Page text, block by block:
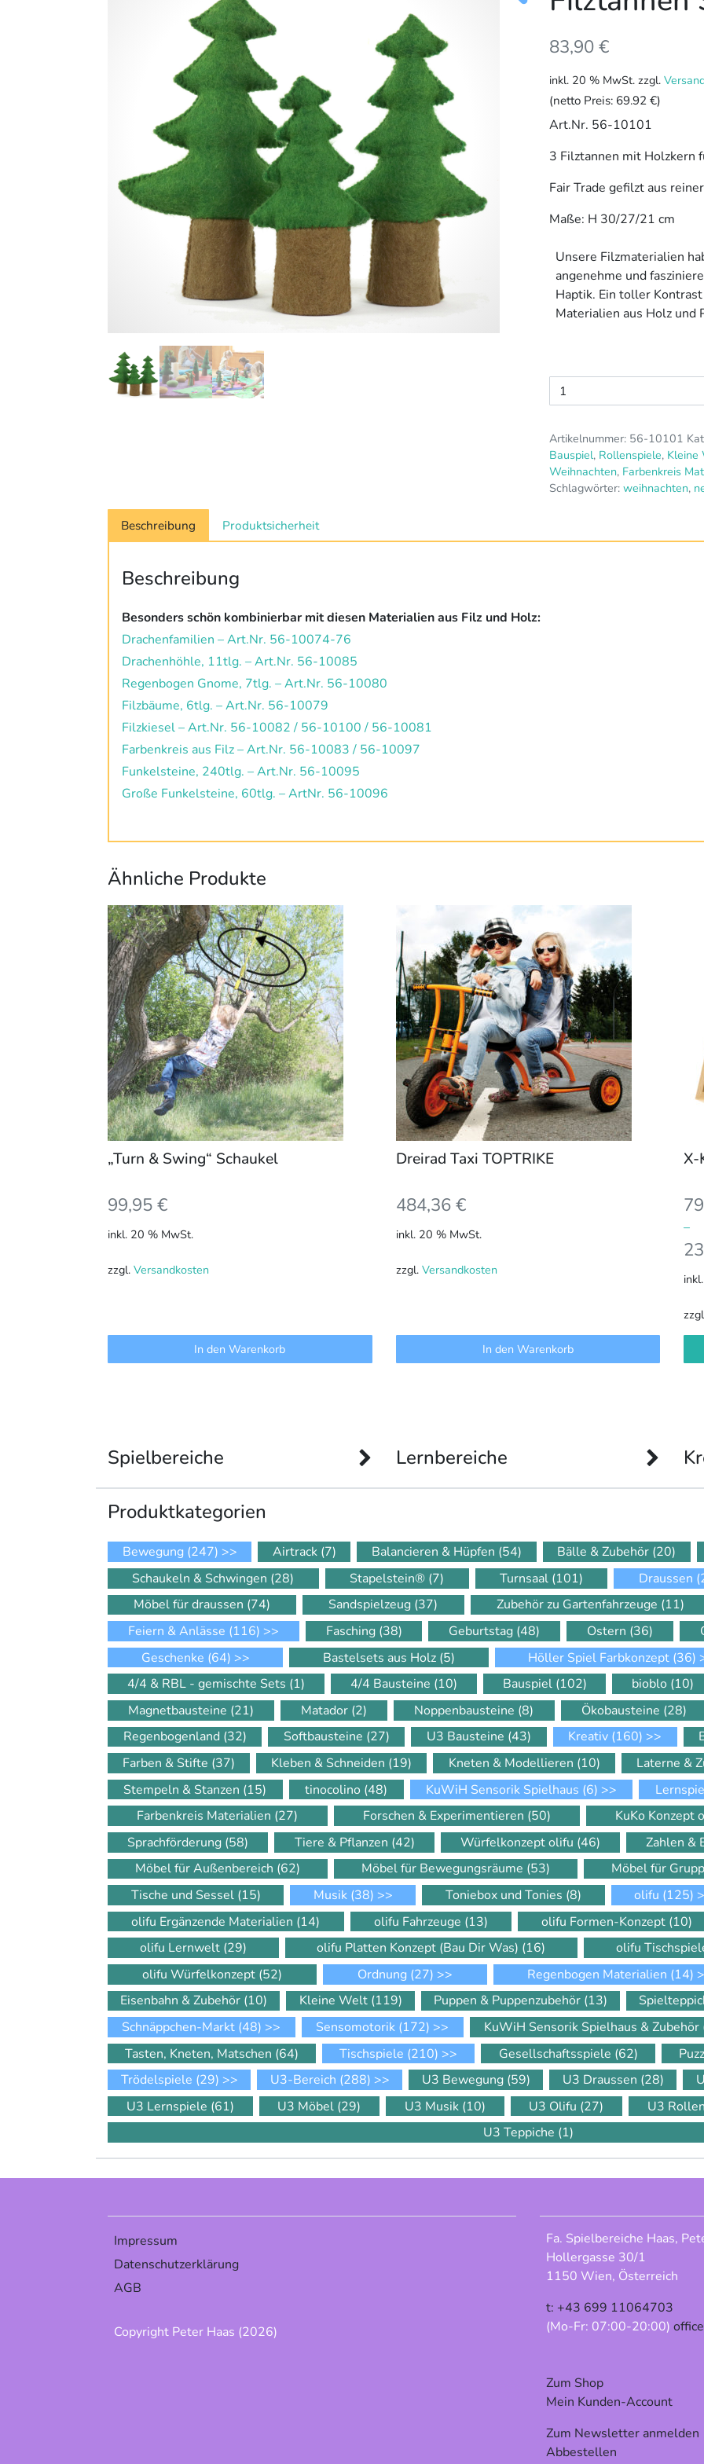
83,90€
inkl. 20 % MwSt. zzgl.
(netto Preis: 69.92 €)
Art.Nr. 56-10101
3 Filztannen mit Holzkern
Fair Trade gefilzt aus
Maße: H 30/27/21 cm
Unsere Filzmaterialien
angenehme und
Haptik. Ein toller Kontrast
Materialien aus Holz und
Filztannen
Set,
Menge
Artikelnummer: 56-10101
Bauspiel, Rollenspiele, Kleine
Weihnachten, Farbenkreis
Schlagwörter: weihnachten,
Beschreibung Produktsicherheit
Beschreibung
Besonders schön kombinierbar mit diesen Materialien aus Filz und Holz:
Drachenfamilien – Art.Nr. 56-10074-76
Drachenhöhle, 11tlg. – Art.Nr. 56-10085
Regenbogen Gnome, 7tlg. – Art.Nr. 56-10080
Filzbäume, 6tlg. – Art.Nr. 56-10079
Filzkiesel – Art.Nr. 56-10082 / 56-10100 / 56-10081
Farbenkreis aus Filz – Art.Nr. 56-10083 / 56-10097
Funkelsteine, 240tlg. – Art.Nr. 56-10095
Große Funkelsteine, 60tlg. – ArtNr. 56-10096
Ähnliche Produkte
„Turn & Swing“ Schaukel
99,95€
inkl. 20 % MwSt.
zzgl. Versandkosten
In den Warenkorb
Dreirad Taxi TOPTRIKE
484,36€
inkl. 20 % MwSt.
zzgl. Versandkosten
In den Warenkorb
X-
–
auf
der
Spielbereiche Lernbereiche
Produkt­kategorien
Bewegung (247) >> Airtrack (7) Balancieren & Hüpfen (54) Bälle & Zubehör (20)
Schaukeln & Schwingen (28) Stapelstein® (7) Turnsaal (101) Draussen
Möbel für draussen (74) Sandspielzeug (37) Zubehör zu Gartenfahrzeuge (11)
Feiern & Anlässe (116) >> Fasching (38) Geburtstag (48) Ostern (36)
Geschenke (64) >> Bastelsets aus Holz (5) Höller Spiel Farbkonzept (36)
4/4 & RBL - gemischte Sets (1) 4/4 Bausteine (10) Bauspiel (102) bioblo (10)
Magnetbausteine (21) Matador (2) Noppenbausteine (8) Ökobausteine (28)
Regenbogenland (32) Softbausteine (27) U3 Bausteine (43) Kreativ (160) >>
Farben & Stifte (37) Kleben & Schneiden (19) Kneten & Modellieren (10) Laterne &
Stempeln & Stanzen (15) tinocolino (48) KuWiH Sensorik Spielhaus (6) >>
Farbenkreis Materialien (27) Forschen & Experimentieren (50) KuKo Konzept
Sprachförderung (58) Tiere & Pflanzen (42) Würfelkonzept olifu (46) Zahlen &
Möbel für Außenbereich (62) Möbel für Bewegungsräume (53) Möbel für
Tische und Sessel (15) Musik (38) >> Toniebox und Tonies (8) olifu (125)
olifu Ergänzende Materialien (14) olifu Fahrzeuge (13) olifu Formen-Konzept (10)
olifu Lernwelt (29) olifu Platten Konzept (Bau Dir Was) (16) olifu
olifu Würfelkonzept (52) Ordnung (27) >> Regenbogen Materialien (14)
Eisenbahn & Zubehör (10) Kleine Welt (119) Puppen & Puppenzubehör (13)
Schnäppchen-Markt (48) >> Sensomotorik (172) >> KuWiH Sensorik Spielhaus & Zubehör
Tasten, Kneten, Matschen (64) Tischspiele (210) >> Gesellschaftsspiele (62)
Trödelspiele (29) >> U3-Bereich (288) >> U3 Bewegung (59) U3 Draussen (28)
U3 Lernspiele (61) U3 Möbel (29) U3 Musik (10) U3 Olifu (27) U3
U3 Teppiche (1)
Impressum
Datenschutzerklärung
AGB
Copyright Peter Haas (2026)
Fa. Spielbereiche Haas,
Hollergasse 30/1
1150 Wien, Österreich
t: +43 699 11064703
(Mo-Fr: 07:00-20:00)
Zum Shop
Mein Kunden-Account
Zum Newsletter anmelden
Abbestellen